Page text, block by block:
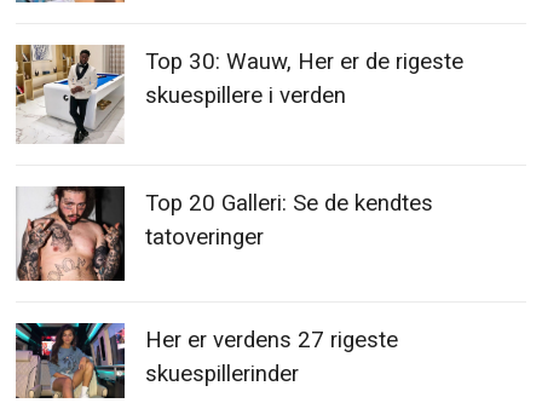
Top 30: Wauw, Her er de rigeste
skuespillere i verden
Top 20 Galleri: Se de kendtes
tatoveringer
Her er verdens 27 rigeste
skuespillerinder